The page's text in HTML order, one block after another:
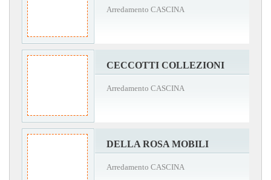
Arredamento CASCINA
CECCOTTI COLLEZIONI
Arredamento CASCINA
DELLA ROSA MOBILI
Arredamento CASCINA